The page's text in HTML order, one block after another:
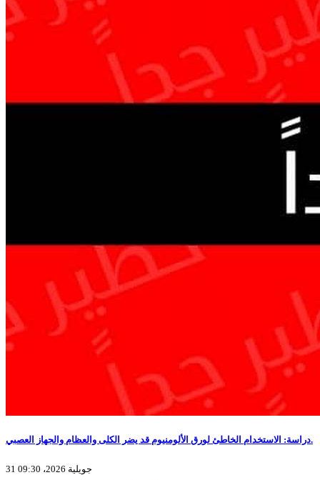
دراسة: الاستخدام الخاطئ لورق الألومنيوم قد يضر الكلى والعظام والجهاز العصبي.
31 جويلية 2026، 09:30